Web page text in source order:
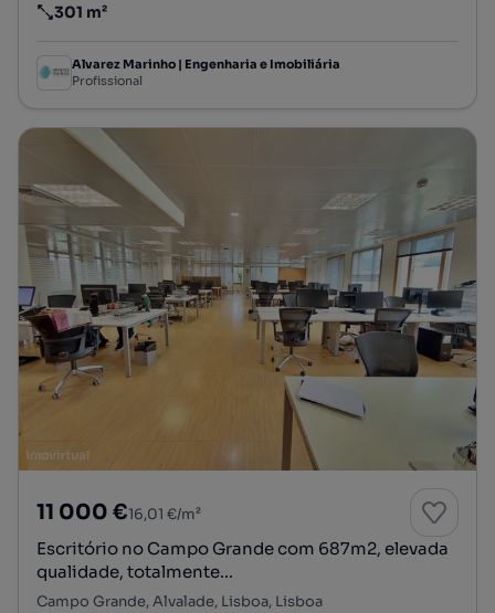
Preço por metro quadrado
301 m²
Alvarez Marinho | Engenharia e Imobiliária
Profissional
11 000 €16,01 €/m²
Escritório no Campo Grande com 687m2, elevada
qualidade, totalmente...
Campo Grande, Alvalade, Lisboa, Lisboa